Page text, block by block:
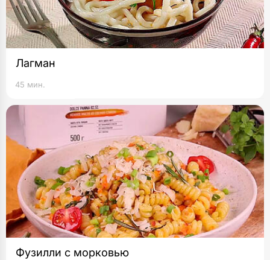
Лагман
45 мин.
Фузилли с морковью